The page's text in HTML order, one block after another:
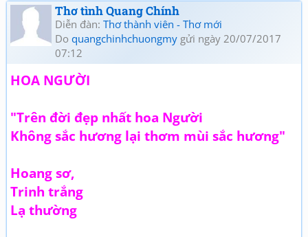
Thơ tình Quang Chính
Diễn đàn: Thơ thành viên - Thơ mới
Do quangchinhchuongmy gửi ngày 20/07/2017
07:12
HOA NGƯỜI
"Trên đời đẹp nhất hoa Người
Không sắc hương lại thơm mùi sắc hương"
Hoang sơ,
Trinh trắng
Lạ thường